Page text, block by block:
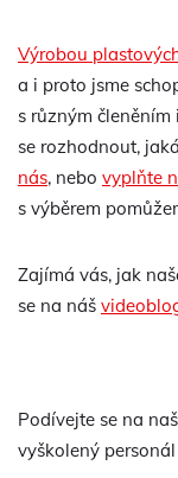
Výrobou
a i proto jsme
s různým
se rozhodnout,
nás, nebo vyplňte
s výběrem
Zajímá vás, jak
se na náš
Podívejte se na
vyškolený